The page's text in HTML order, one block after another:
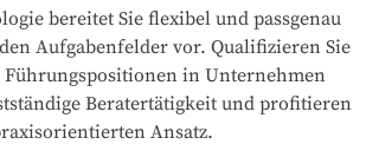
bereitet Sie flexibel und passgenau
Aufgabenfelder vor. Qualifizieren Sie
Führungspositionen in Unternehmen
Beratertätigkeit und profitieren
Ansatz.